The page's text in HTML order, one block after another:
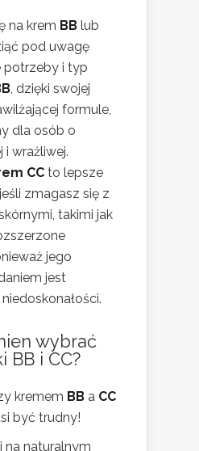
na krem BB lub
pod uwagę
potrzeby i typ
, dzięki swojej
formule,
dla osób o
i wrażliwej.
CC to lepsze
zmagasz się z
takimi jak
jego
jest
wybrać
BB i CC?
kremem BB a CC
być trudny!
na naturalnym